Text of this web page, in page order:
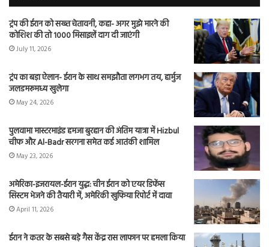
ट्रंप की ईरान को सख्त चेतावनी, कहा- अगर मुझे मारने की
कोशिश की तो 1000 मिसाइलें दाग दी जाएंगी
July 11, 2026
ट्रंप का बड़ा ऐलान- ईरान के साथ समझौता लगभग तय, हार्मुज
जलडमरूमध्य खुलेगा
May 24, 2026
पुलवामा मास्टरमाइंड हमजा बुरहान की अंतिम यात्रा में Hizbul
चीफ और Al-Badr सरगना समेत कई आतंकी शामिल
May 23, 2026
अमेरिका-इजरायल-ईरान युद्ध: चीन ईरान को एयर डिफेंस
सिस्टम भेजने की तैयारी में, अमेरिकी खुफिया रिपोर्ट में दावा
April 11, 2026
ईरान ने कतर के सबसे बड़े गैस केंद्र रास लाफान पर हमला किया